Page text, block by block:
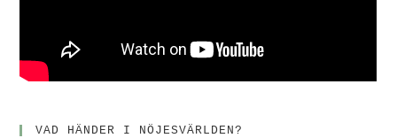
VAD HÄNDER I NÖJESVÄRLDEN?